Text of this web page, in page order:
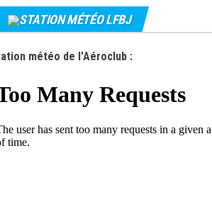
STATION MÉTÉO LFBJ
météo de l'Aéroclub :